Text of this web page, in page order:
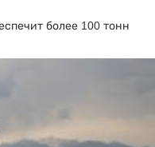
более 100 тонн